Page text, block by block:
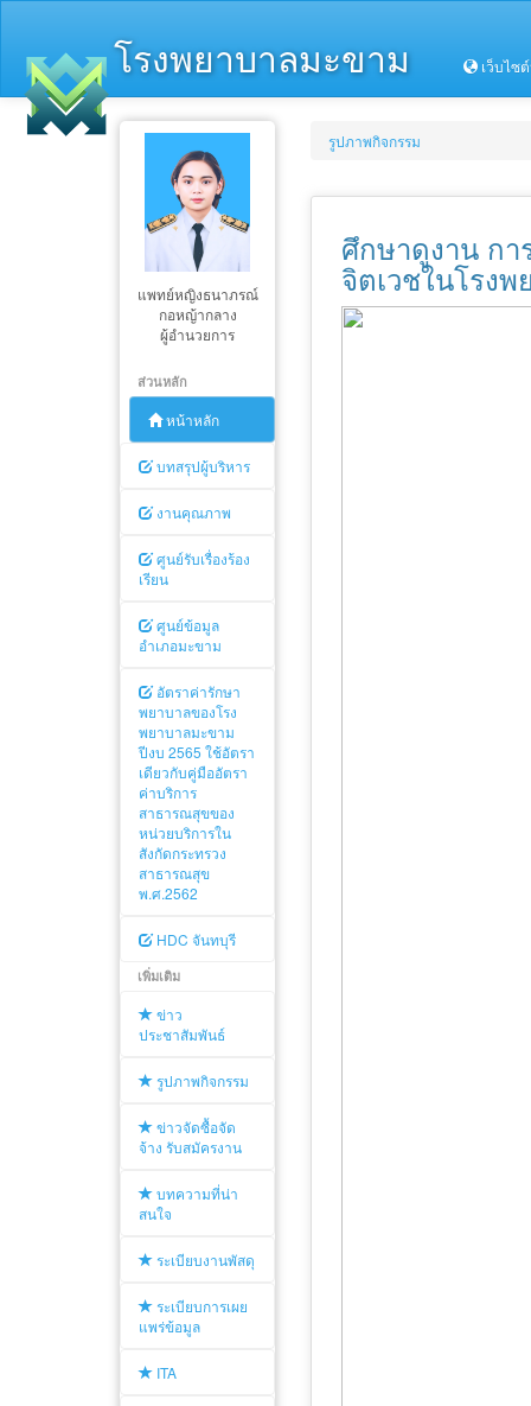
โรงพยาบาลมะขาม เว็บไซ
แพทย์หญิงธนาภรณ์
กอหญ้ากลาง
ผู้อำนวยการ
ส่วนหลัก
หน้าหลัก
บทสรุปผู้บริหาร
งานคุณภาพ
ศูนย์รับเรื่องร้อง
เรียน
ศูนย์ข้อมูล
อำเภอมะขาม
อัตราค่ารักษา
พยาบาลของโรง
พยาบาลมะขาม
ปีงบ 2565 ใช้อัตรา
เดียวกับคู่มืออัตรา
ค่าบริการ
สาธารณสุขของ
หน่วยบริการใน
สังกัดกระทรวง
สาธารณสุข
พ.ศ.2562
HDC จันทบุรี
เพิ่มเติม
ข่าว
ประชาสัมพันธ์
รูปภาพกิจกรรม
ข่าวจัดซื้อจัด
จ้าง รับสมัครงาน
บทความที่น่า
สนใจ
ระเบียบงานพัสดุ
ระเบียบการเผย
แพร่ข้อมูล
ITA
รูปภาพกิจกรรม
ศึกษาดูงาน ก
จิตเวชในโรง